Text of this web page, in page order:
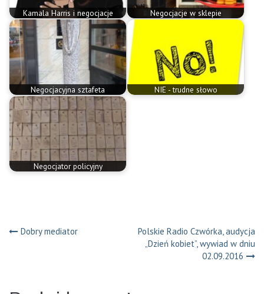
Kamala Harris i negocjacje Negocjacje w sklepie
Negocjacyjna sztafeta NIE - trudne słowo
Negocjator policyjny
Nawigacja
Dobry mediator
Polskie Radio Czwórka, audycja
„Dzień kobiet”, wywiad w dniu
02.09.2016